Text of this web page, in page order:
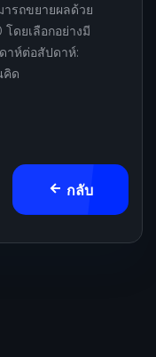
รถขยายผลด้วย
ดยเลือกอย่างมี
ห์ต่อสัปดาห์:
คิด
กลับ